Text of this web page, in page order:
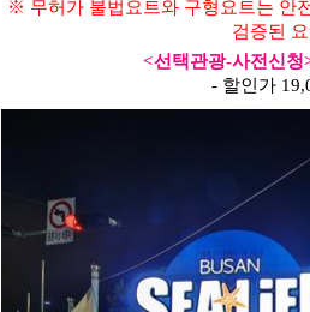
※ 무허가 불법요트와 구형요트는 안
검증된
<선택관광-사전신
- 할인가